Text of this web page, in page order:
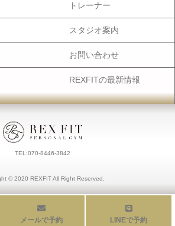
トレーナー
スタジオ案内
お問い合わせ
REXFITの最新情報
TEL:070-8446-3842
©︎ 2020 REXFIT All Right Reserved.
メールで予約 LINEで予約